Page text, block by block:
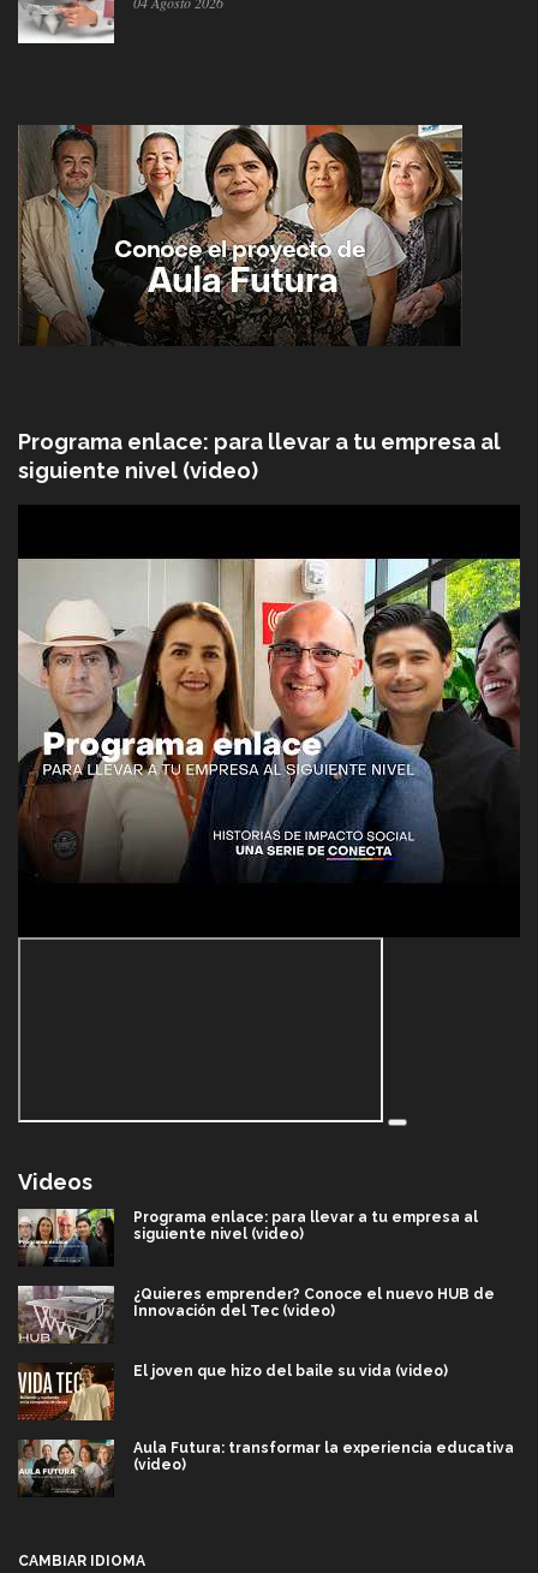
Programa enlace: para llevar a tu empresa al
siguiente nivel (video)
Videos
Programa enlace: para llevar a tu empresa al
siguiente nivel (video)
¿Quieres emprender? Conoce el nuevo HUB de
Innovación del Tec (video)
El joven que hizo del baile su vida (video)
Aula Futura: transformar la experiencia educativa
(video)
CAMBIAR IDIOMA